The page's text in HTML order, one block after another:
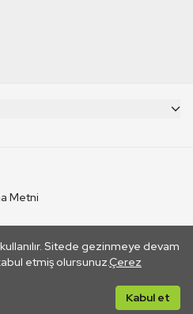
Sitede gezinmeye devam
etmiş olursunuz.Çerez
Kabul et
Metni
Bağlantı yoluyla gidilen dış